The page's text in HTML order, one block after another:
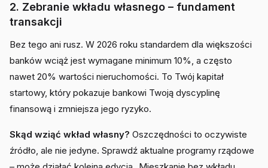
2. Zebranie wkładu własnego – fundament
transakcji
Bez tego ani rusz. W 2026 roku standardem dla większości
banków wciąż jest wymagane minimum 10%, a często
nawet 20% wartości nieruchomości. To Twój kapitał
startowy, który pokazuje bankowi Twoją dyscyplinę
finansową i zmniejsza jego ryzyko.
Skąd wziąć wkład własny? Oszczędności to oczywiste
źródło, ale nie jedyne. Sprawdź aktualne programy rządowe